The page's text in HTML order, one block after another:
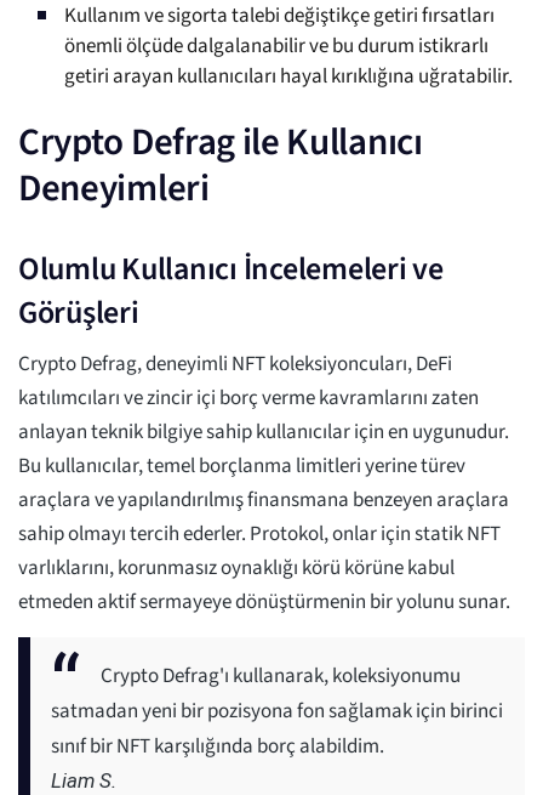
Kullanım ve sigorta talebi değiştikçe getiri fırsatları
önemli ölçüde dalgalanabilir ve bu durum istikrarlı
getiri arayan kullanıcıları hayal kırıklığına uğratabilir.
Crypto Defrag ile Kullanıcı
Deneyimleri
Olumlu Kullanıcı İncelemeleri ve
Görüşleri
Crypto Defrag, deneyimli NFT koleksiyoncuları, DeFi
katılımcıları ve zincir içi borç verme kavramlarını zaten
anlayan teknik bilgiye sahip kullanıcılar için en uygunudur.
Bu kullanıcılar, temel borçlanma limitleri yerine türev
araçlara ve yapılandırılmış finansmana benzeyen araçlara
sahip olmayı tercih ederler. Protokol, onlar için statik NFT
varlıklarını, korunmasız oynaklığı körü körüne kabul
etmeden aktif sermayeye dönüştürmenin bir yolunu sunar.
Crypto Defrag'ı kullanarak, koleksiyonumu
satmadan yeni bir pozisyona fon sağlamak için birinci
sınıf bir NFT karşılığında borç alabildim.
Liam S.